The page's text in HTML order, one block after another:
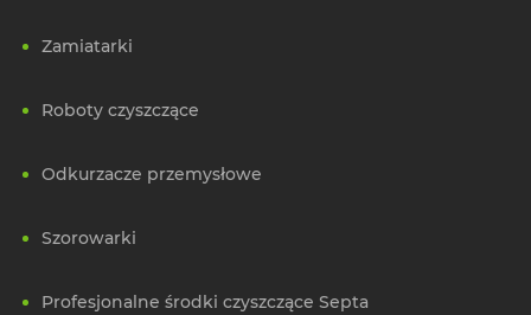
Zamiatarki
Roboty czyszczące
Odkurzacze przemysłowe
Szorowarki
Profesjonalne środki czyszczące Septa